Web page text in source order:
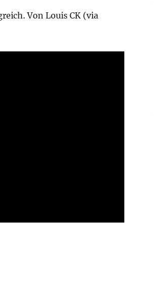
Von Louis CK (via